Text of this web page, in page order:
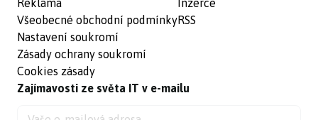
Reklama
Všeobecné obchodní podmínky
Nastavení soukromí
Zásady ochrany soukromí
Cookies zásady
Inzerce
RSS
Zajímavosti ze světa IT v e-mailu